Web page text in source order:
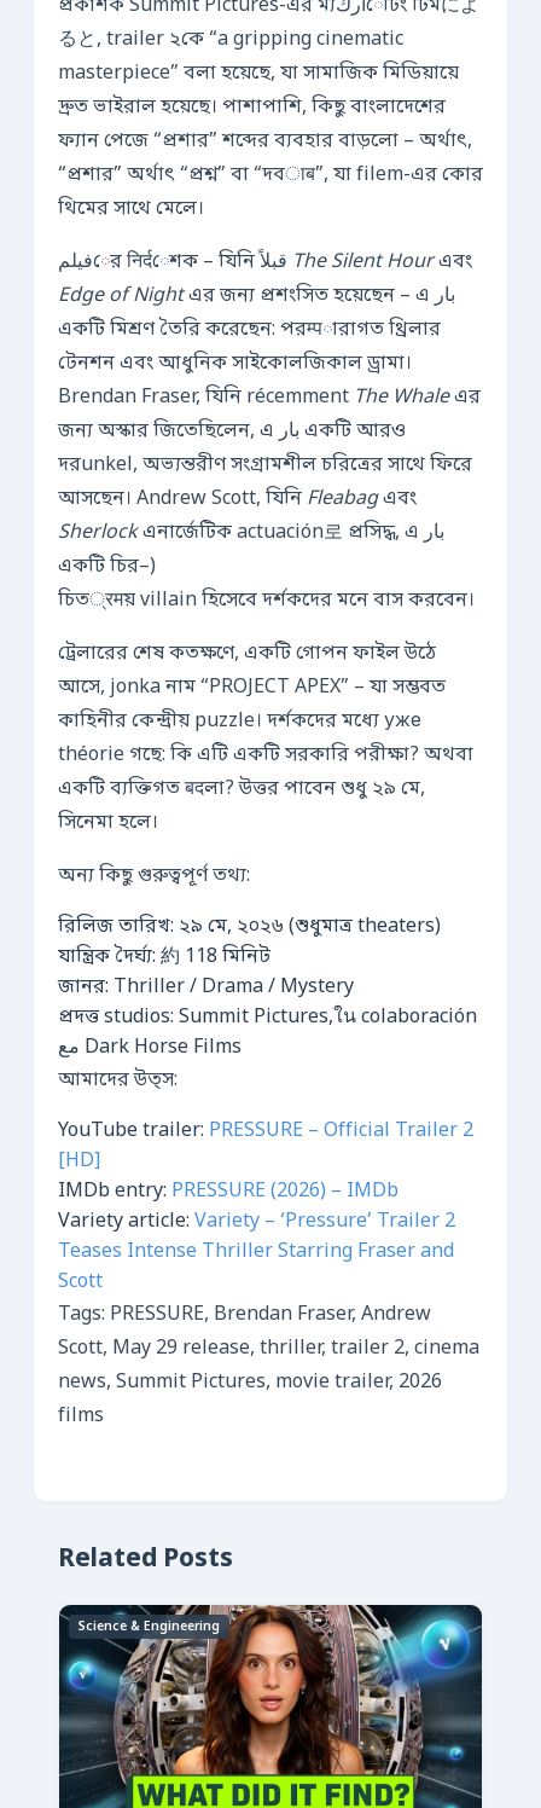
প্রকাশক Summit Pictures-এর ম্যاركেটিং টিমによ
ると, trailer ২কে “a gripping cinematic
masterpiece” বলা হয়েছে, যা সামাজিক মিডিয়ায়ে
দ্রুত ভাইরাল হয়েছে। পাশাপাশি, কিছু বাংলাদেশের
ফ্যান পেজে “প্রশার” শব্দের ব্যবহার বাড়লো – অর্থাৎ,
“প্রশার” অর্থাৎ “প্রশ্ন” বা “দবाब”, যা filem-এর কোর
থিমের সাথে মেলে।
The Silent Hourএবং
Edge of Nightএর জন্য প্রশংসিত হয়েছেন – এ بار
একটি মিশ্রণ তৈরি করেছেন: পরम्पারাগত থ্রিলার
টেনশন এবং আধুনিক সাইকোলজিকাল ড্রামা।
Brendan Fraser, যিনি récemment The Whaleএর
জন্য অস্কার জিতেছিলেন, এ بار একটি আরও
দরunkel, অভ্যন্তরীণ সংগ্রামশীল চরিত্রের সাথে ফিরে
আসছেন। Andrew Scott, যিনি Fleabagএবং
Sherlockএনার্জেটিক actuación로 প্রসিদ্ধ, এ بار
একটি চির–)
চিত्रमয় villain হিসেবে দর্শকদের মনে বাস করবেন।
ট্রেলারের শেষ কতক্ষণে, একটি গোপন ফাইল উঠে
আসে, jonka নাম “PROJECT APEX” – যা সম্ভবত
কাহিনীর কেন্দ্রীয় puzzle। দর্শকদের মধ্যে уже
théorie গছে: কি এটি একটি সরকারি পরীক্ষা? অথবা
একটি ব্যক্তিগত बदলা? উত্তর পাবেন শুধু ২৯ মে,
সিনেমা হলে।
অন্য কিছু গুরুত্বপূর্ণ তথ্য:
রিলিজ তারিখ: ২৯ মে, ২০২৬ (শুধুমাত্র theaters)
যান্ত্রিক দৈর্ঘ্য: 約 118 মিনিট
জানর: Thriller / Drama / Mystery
প্রদত্ত studios: Summit Pictures,ใน colaboración
مع Dark Horse Films
আমাদের উত্স:
YouTube trailer: PRESSURE – Official Trailer 2
[HD]
IMDb entry: PRESSURE (2026) – IMDb
Variety article: Variety – ‘Pressure’ Trailer 2
Teases Intense Thriller Starring Fraser and
Scott
Tags: PRESSURE, Brendan Fraser, Andrew
Scott, May 29 release, thriller, trailer 2, cinema
news, Summit Pictures, movie trailer, 2026
films
Related Posts
Science & Engineering